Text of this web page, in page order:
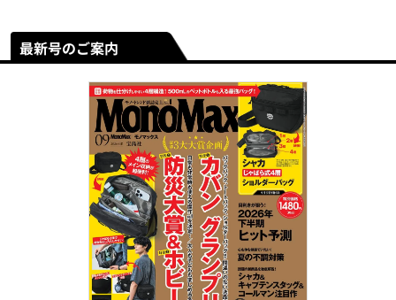
最新号のご案内